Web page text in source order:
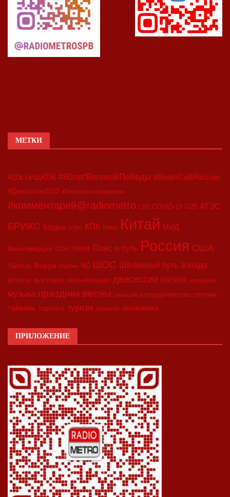
МЕТКИ
#20съездКПК #80летВеликойПобеды #ВизитСиВРоссию
#Двесессии2023 #Петербургскийдневник
#комментарий@radiometro CIIE COVID-19 G20 АТЭС
БРИКС Бодрое утро КПК Кино Китай МИД
Минкоммерции ООН ПМЭФ Пояс и путь Россия США
Тайвань Форум Харбин ЧС ШОС Шёлковый путь азиада
встреча выставка гала-концерт двесессии космос медицина
музыка праздник весны синьцзян сотрудничество спутник
тайвань торговля туризм экология экономика
ПРИЛОЖЕНИЕ